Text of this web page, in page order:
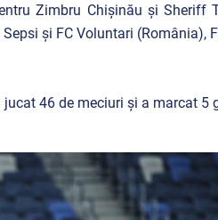
Zimbru Chișinău și Sheriff
și FC Voluntari (România),
46 de meciuri și a marcat 5